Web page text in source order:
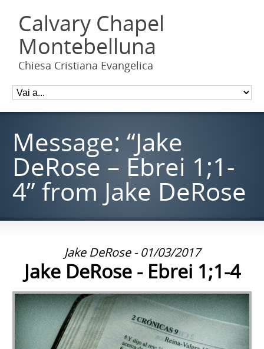
Calvary Chapel
Montebelluna
Chiesa Cristiana Evangelica
Message: “Jake
DeRose – Ebrei 1;1-
4” from Jake DeRose
Jake DeRose - 01/03/2017
Jake DeRose - Ebrei 1;1-4